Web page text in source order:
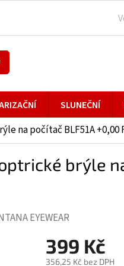
SLUNEČNÍ
na počítač BLF51A +0,00
brýle
EYEWEAR
399 Kč
356,25 Kč bez DPH